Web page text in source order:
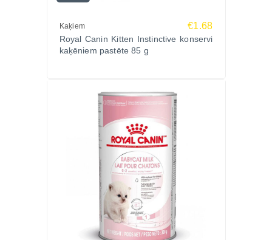
barību – ļoti iesaku!”
Biežāk uzdotie jautājumi (FAQ)
No kāda vecuma šo barību var dot kaķēniem?
pārejot uz cieto barību.
Vai tā der arī zīdošām kaķenēm?
Jā, tā nodrošina nepieciešamo enerģiju un
uzturvielas gan mātei, gan kaķēniem zīdīšanas
Vai var kombinēt ar sauso barību Mother & Babycat?
Jā, konservus var kombinēt ar Royal Canin Mother &
Babycat sauso barību, lai veicinātu apetīti un
nodrošinātu pilnvērtīgu uzturu.
Pasūti Royal Canin Mother & Babycat Ultra Soft
Kaķiem €1.68
Royal Canin Kitten Instinctive konservi
kaķēniem pastēte 85 g